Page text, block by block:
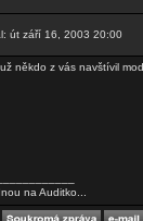
út září 16, 2003 20:00
někdo z vás navštívil
na Auditko...